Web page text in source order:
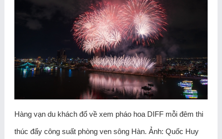
Hàng vạn du khách đổ về xem pháo hoa DIFF mỗi đêm thi
thúc đẩy công suất phòng ven sông Hàn. Ảnh: Quốc Huy